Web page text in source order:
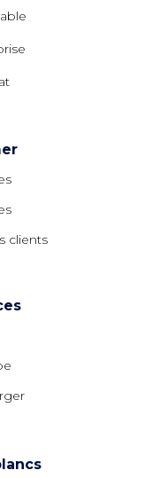
clients